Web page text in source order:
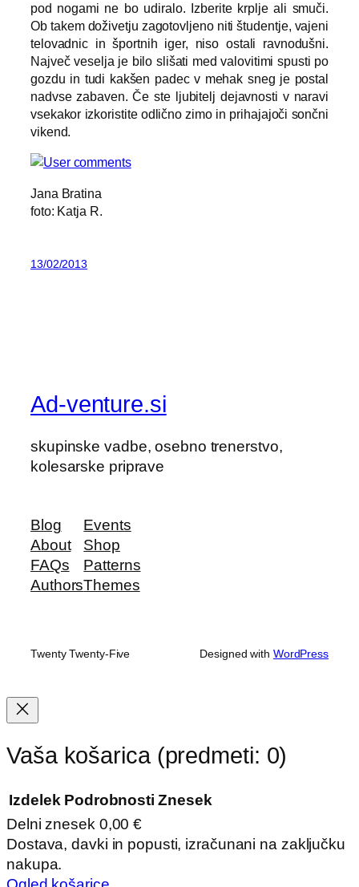
pod nogami ne bo udiralo. Izberite krplje ali smuči.
Ob takem doživetju zagotovljeno niti študentje, vajeni
telovadnic in športnih iger, niso ostali ravnodušni.
Največ veselja je bilo slišati med valovitimi spusti po
gozdu in tudi kakšen padec v mehak sneg je postal
nadvse zabaven. Če ste ljubitelj dejavnosti v naravi
vsekakor izkoristite odlično zimo in prihajajoči sončni
vikend.
Jana Bratina
foto: Katja R.
13/02/2013
Ad-venture.si
skupinske vadbe, osebno trenerstvo,
kolesarske priprave
Blog
About
FAQs
Authors
Events
Shop
Patterns
Themes
Twenty Twenty-Five Designed with WordPress
Vaša košarica (predmeti: 0)
Izdelki
v
Izdelek Podrobnosti Znesek
Delni znesek 0,00 €
Dostava, davki in popusti, izračunani na zaključku
nakupa.